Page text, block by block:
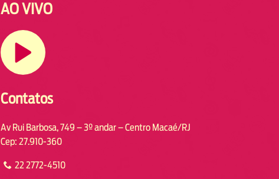
AO VIVO
Contatos
Av Rui Barbosa, 749 – 3º andar – Centro Macaé/RJ
Cep: 27.910-360
22 2772-4510